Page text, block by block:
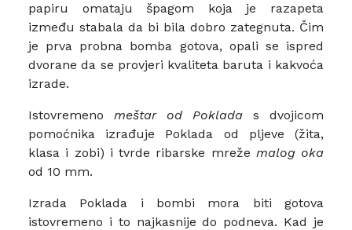
papiru omataju špagom koja je razapeta
između stabala da bi bila dobro zategnuta. Čim
je prva probna bomba gotova, opali se ispred
dvorane da se provjeri kvaliteta baruta i kakvoća
izrade.
Istovremeno meštar od Poklada s dvojicom
pomoćnika izrađuje Poklada od pljeve (žita,
klasa i zobi) i tvrde ribarske mreže malog oka
od 10 mm.
Izrada Poklada i bombi mora biti gotova
istovremeno i to najkasnije do podneva. Kad je